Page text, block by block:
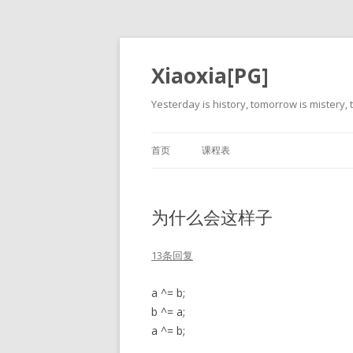
Xiaoxia[PG]
Yesterday is history, tomorrow is mistery,
首页 课程表
为什么会这样子
13条回复
a ^= b;
b ^= a;
a ^= b;